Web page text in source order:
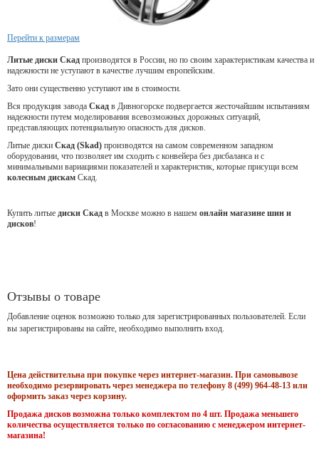
Перейти к размерам
Литые диски Скад производятся в России, но по своим характеристикам качества и
надежности не уступают в качестве лучшим европейским.
Зато они существенно уступают им в стоимости.
Вся продукция завода Скад в Дивногорске подвергается жесточайшим испытаниям
надежности путем моделирования всевозможных дорожных ситуаций,
представляющих потенциальную опасность для дисков.
Литые диски Скад (Skad) производятся на самом современном западном
оборудовании, что позволяет им сходить с конвейера без дисбаланса и с
минимальными вариациями показателей и характеристик, которые присущи всем
колесным дискам Скад.
Купить литые диски Скад в Москве можно в нашем онлайн магазине шин и
дисков!
Отзывы о товаре
Добавление оценок возможно только для зарегистрированных пользователей. Если
вы зарегистрированы на сайте, необходимо выполнить вход.
Цена действительна при покупке через интернет-магазин. При самовывозе
необходимо резервировать через менеджера по телефону 8 (499) 964-48-13 или
оформить заказ через корзину.
Продажа дисков возможна только комплектом по 4 шт. Продажа меньшего
количества осуществляется только по согласованию с менеджером интернет-
магазина!